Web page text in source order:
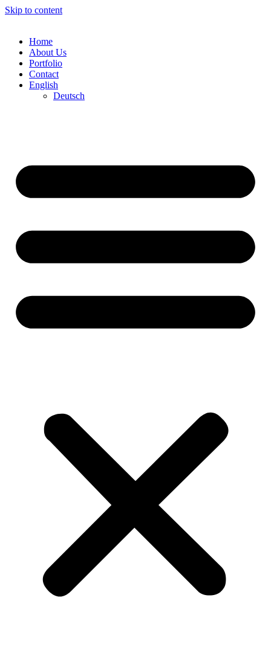
Skip to content
Home
About Us
Portfolio
Contact
English
Deutsch